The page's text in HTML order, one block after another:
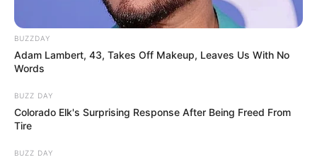
BUZZDAY
Adam Lambert, 43, Takes Off Makeup, Leaves Us With No
Words
BUZZ DAY
Colorado Elk's Surprising Response After Being Freed From
Tire
BUZZ DAY